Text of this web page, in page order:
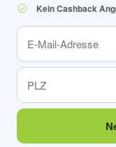
Kein Cashback